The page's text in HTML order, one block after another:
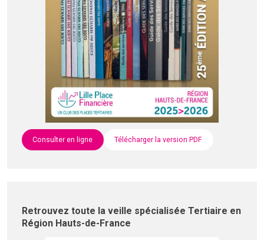
Consulter en ligne Télécharger la version PDF
Retrouvez toute la veille spécialisée Tertiaire en
Région Hauts-de-France